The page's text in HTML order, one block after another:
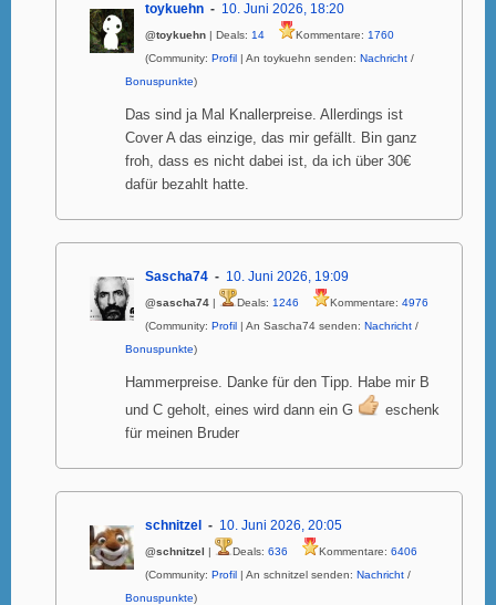
toykuehn 10. Juni 2026, 18:20
@toykuehn | Deals: 14 Kommentare: 1760
(Community: Profil | An toykuehn senden: Nachricht /
Bonuspunkte)
Das sind ja Mal Knallerpreise. Allerdings ist
Cover A das einzige, das mir gefällt. Bin ganz
froh, dass es nicht dabei ist, da ich über 30€
dafür bezahlt hatte.
Sascha74 10. Juni 2026, 19:09
@sascha74 | Deals: 1246 Kommentare: 4976
(Community: Profil | An Sascha74 senden: Nachricht /
Bonuspunkte)
Hammerpreise. Danke für den Tipp. Habe mir B
und C geholt, eines wird dann ein G
eschenk
für meinen Bruder
schnitzel 10. Juni 2026, 20:05
@schnitzel | Deals: 636 Kommentare: 6406
(Community: Profil | An schnitzel senden: Nachricht /
Bonuspunkte)